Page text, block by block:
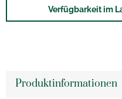
Verfügbarkeit im
Produktinformationen